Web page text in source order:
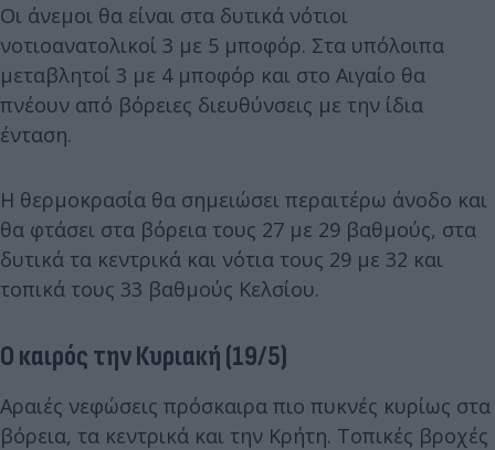
Οι άνεμοι θα είναι στα δυτικά νότιοι
νοτιοανατολικοί 3 με 5 μποφόρ. Στα υπόλοιπα
μεταβλητοί 3 με 4 μποφόρ και στο Αιγαίο θα
πνέουν από βόρειες διευθύνσεις με την ίδια
ένταση.
Η θερμοκρασία θα σημειώσει περαιτέρω άνοδο και
θα φτάσει στα βόρεια τους 27 με 29 βαθμούς, στα
δυτικά τα κεντρικά και νότια τους 29 με 32 και
τοπικά τους 33 βαθμούς Κελσίου.
Ο καιρός την Κυριακή (19/5)
Αραιές νεφώσεις πρόσκαιρα πιο πυκνές κυρίως στα
βόρεια, τα κεντρικά και την Κρήτη. Τοπικές βροχές